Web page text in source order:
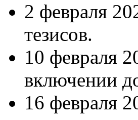
2 февраля
тезисов.
10 февраля
включении
16 февраля